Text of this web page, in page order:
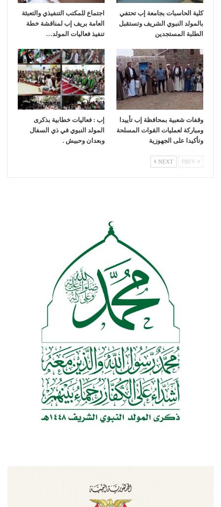
كلية الحاسبات بجامعة إب تحتفي
بالمولد النبوي الشريف وتستقبل
الطلبة المستجدين
اجتماع للمكتب التنفيذي والتعبئة
العامة بريف إب لمناقشة خطة
تنفيذ فعاليات المولد…
وقفات شعبية بمحافظة إب تأييدا
ومباركة لعمليات القوات المسلحة
وتأكيدا على الجهوزية
إب : فعاليات خطابية بذكرى
المولد النبوي في ذي السفال
وبعدان وحبيش .
NEXT